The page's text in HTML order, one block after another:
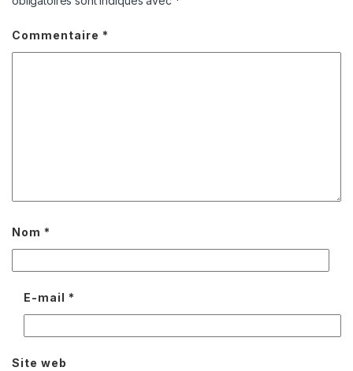
Commentaire *
Nom *
E-mail *
Site web